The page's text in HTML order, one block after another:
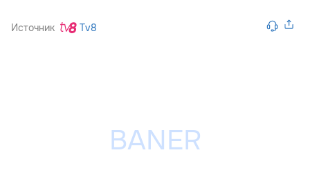
Источник Tv8